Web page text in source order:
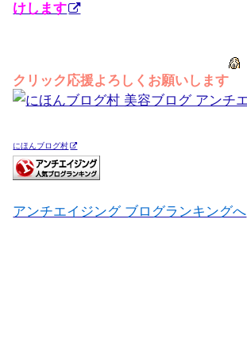
けします
クリック応援よろしくお願いします
にほんブログ村
アンチエイジング ブログランキングへ